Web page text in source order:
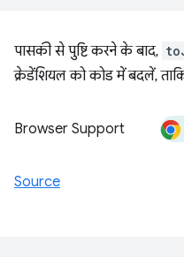
पासकी से पुष्टि करने के बाद,
क्रेडेंशियल को कोड में बदलें,
Browser Support
Source